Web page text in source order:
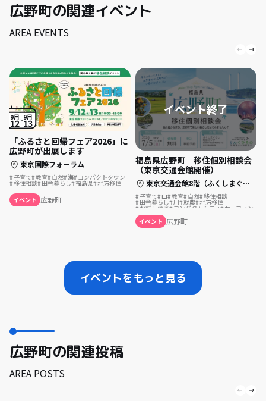
広野町の関連イベント
AREA EVENTS
9月
12
9月
13
「ふるさと回帰フェア2026」に
広野町が出展します
東京国際フォーラム
子育て 教育 自然 海 コンパクトタウン
移住相談 田舎暮らし 福島県 地方移住
イベント 広野町
福島県広野町 移住個別相談会
（東京交通会館開催）
東京交通会館8階（ふくしまぐらし相談センター）
子育て 山 教育 自然 移住相談
田舎暮らし 川 就農 地方移住
お試し住宅 コンパクトシティ
サーフィン
イベント 広野町
イベントをもっと見る
広野町の関連投稿
AREA POSTS